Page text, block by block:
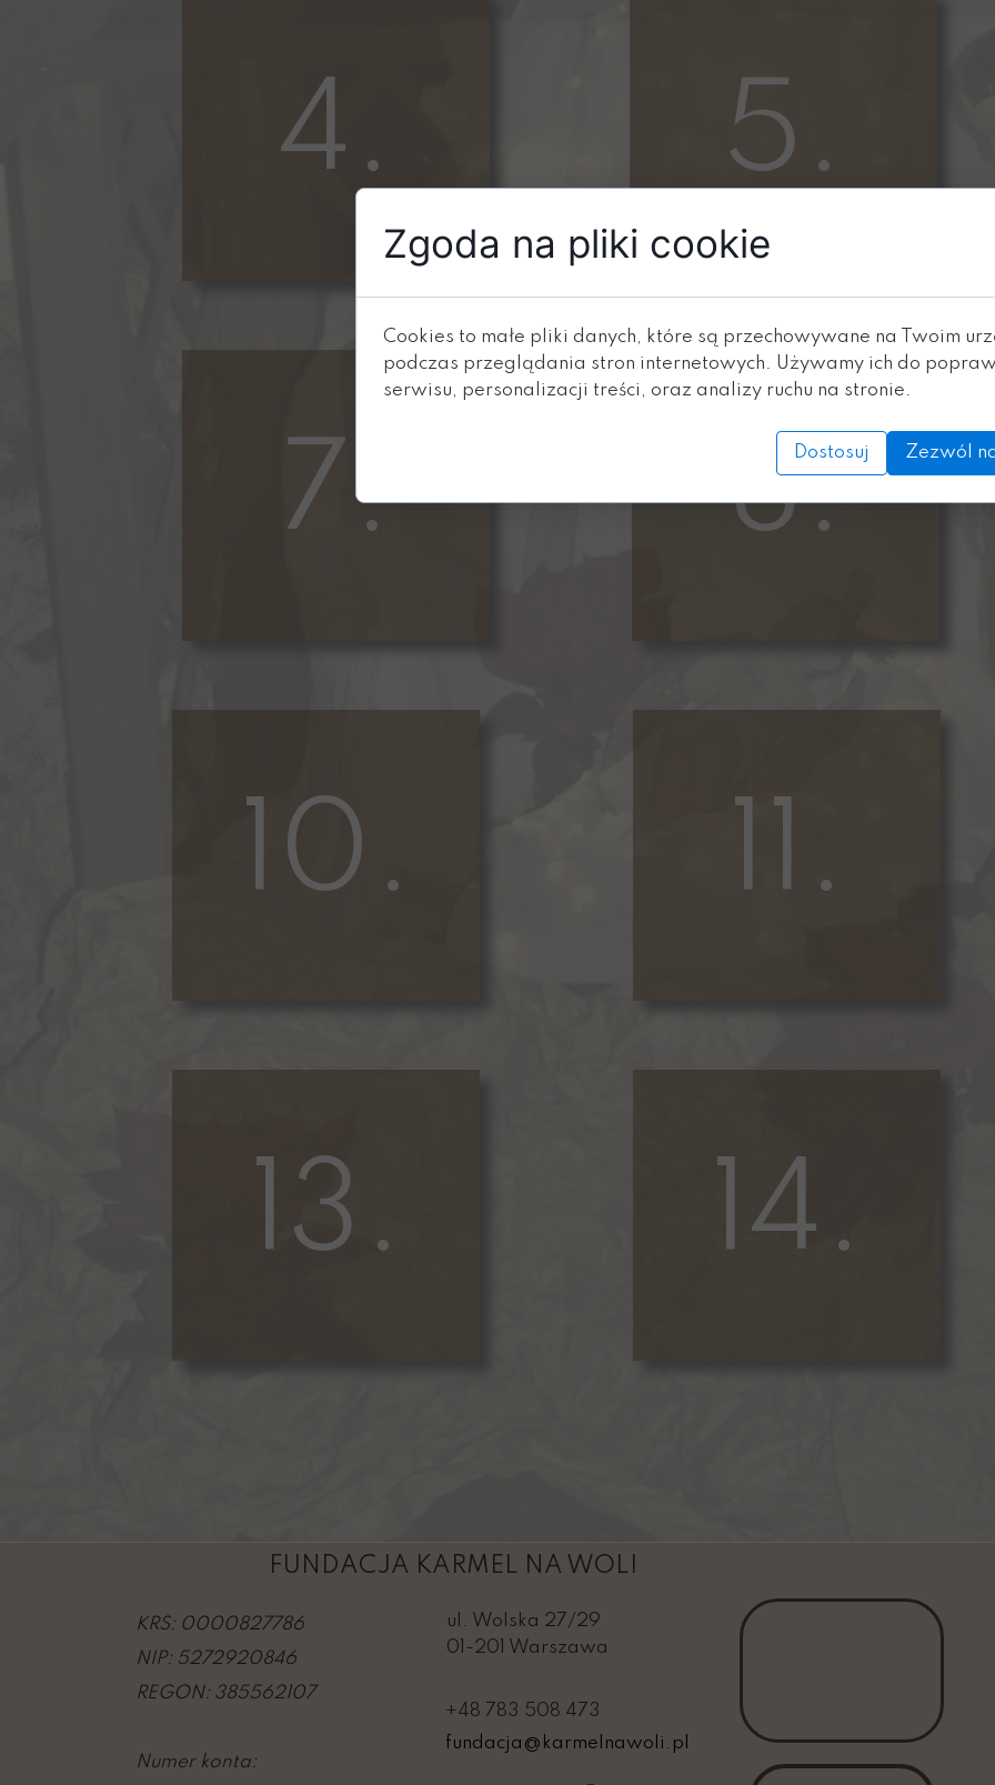
8.
7.
5.
4.
11.
10.
14.
13.
+48 783 508 473
fundacja@karmelnawoli.pl
ul. Wolska 27/29
01-201 Warszawa
KRS: 0000827786
NIP: 5272920846
REGON: 385562107
Numer konta:
FUNDACJA KARMEL NA WOLI
Zgoda na pliki cookie
Cookies to małe pliki danych, które są przechowywane na Twoim
podczas przeglądania stron internetowych. Używamy ich do
serwisu, personalizacji treści, oraz analizy ruchu na stronie.
Dostosuj Zezwól